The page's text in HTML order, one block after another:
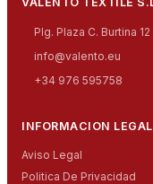
Plg. Plaza C. Burtina
info@valento.eu
+34 976 595758
INFORMACION LEGAL
Aviso Legal
Politica De Privacidad